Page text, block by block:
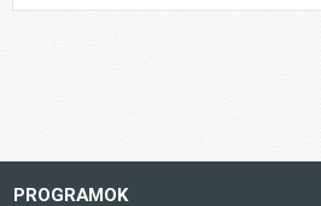
PROGRAMOK